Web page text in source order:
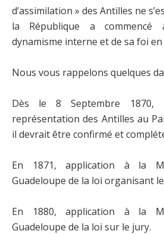
d’assimilation » des Antilles ne
la République a
dynamisme interne et de sa foi en
Nous vous rappelons quelques
Dès le 8 Septembre
représentation des Antilles au
il devrait être confirmé et
En 1871, application à la
Guadeloupe de la loi organisant
En 1880, application à la
Guadeloupe de la loi sur le jury.